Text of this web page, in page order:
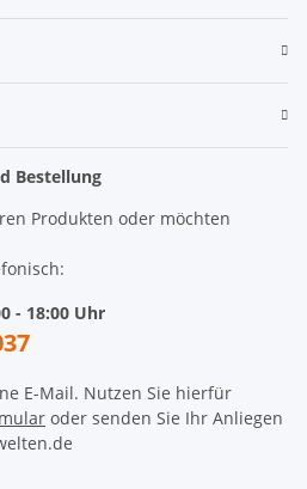
Bestellung
Produkten oder möchten
- 18:00 Uhr
E-Mail. Nutzen Sie hierfür
oder senden Sie Ihr Anliegen